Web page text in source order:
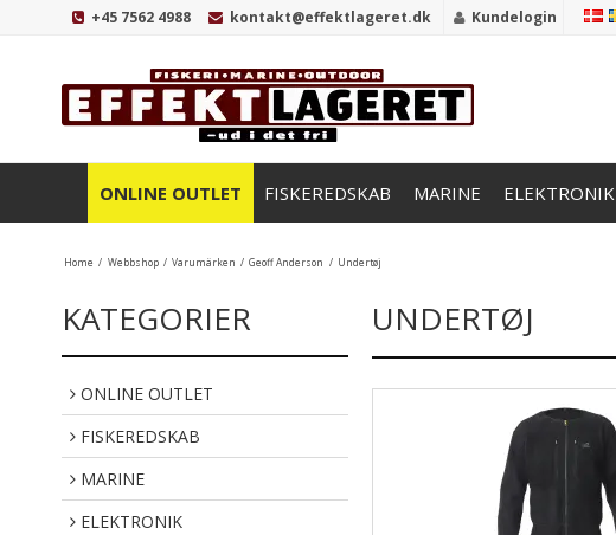
+45 7562 4988 kontakt@effektlageret.dk Kundelogin
ONLINE OUTLET FISKEREDSKAB MARINE ELEKTRONIK
Home / Webbshop / Varumärken / Geoff Anderson / Undertøj
KATEGORIER
ONLINE OUTLET
FISKEREDSKAB
MARINE
ELEKTRONIK
UNDERTØJ